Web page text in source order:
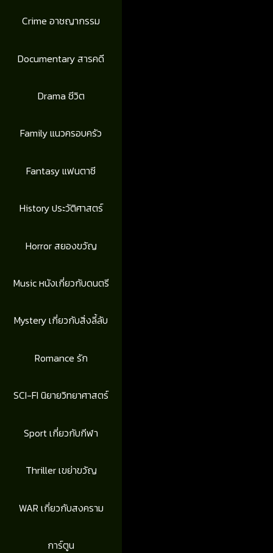
Crime อาชญากรรม
Documentary สารคดี
Drama ชีวิต
Family แนวครอบครัว
Fantasy แฟนตาซี
History ประวัติศาสตร์
Horror สยองขวัญ
Music หนังเกี่ยวกับดนตรี
Mystery เกี่ยวกับสิ่งลี้ลับ
Romance รัก
SCI-FI นิยายวิทยาศาสตร์
Sport เกี่ยวกับกีฬา
Thriller เขย่าขวัญ
WAR เกี่ยวกับสงคราม
การ์ตูน